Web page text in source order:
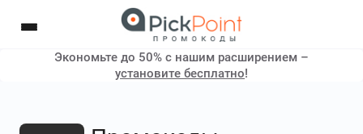
Экономьте до 50% с нашим расширением –
установите бесплатно!